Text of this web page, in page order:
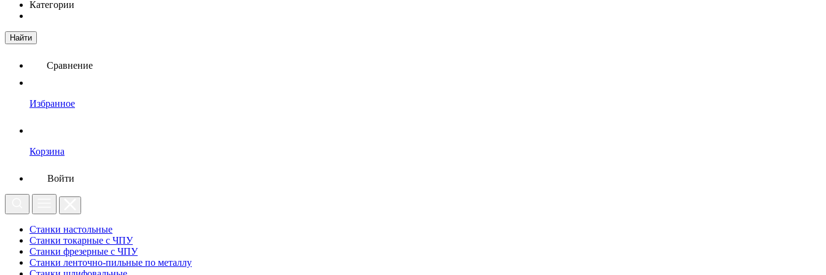
Категории
Найти
Сравнение
Избранное
Корзина
Войти
Станки настольные
Станки токарные с ЧПУ
Станки фрезерные с ЧПУ
Станки ленточно-пильные по металлу